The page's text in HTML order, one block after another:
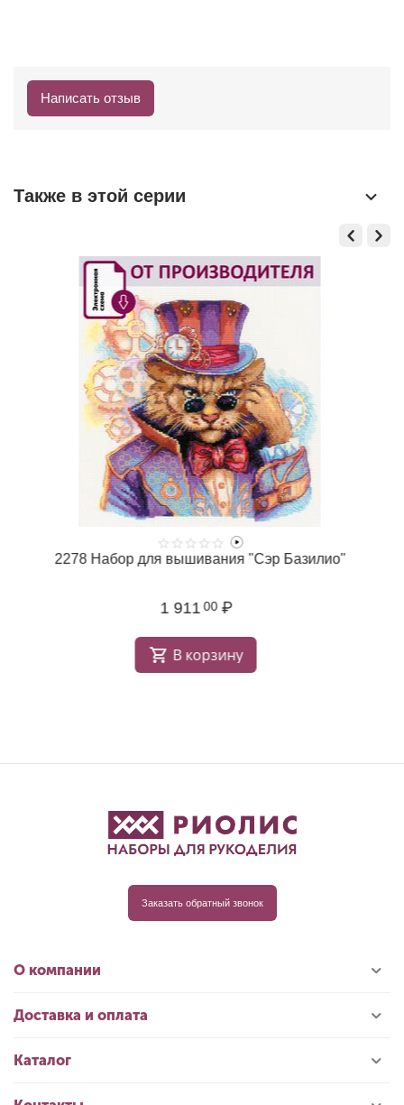
Написать отзыв
Также в этой серии
2278 Набор для вышивания "Сэр Базилио"
1 911 00 ₽
В корзину
Заказать обратный звонок
О компании
Доставка и оплата
Каталог